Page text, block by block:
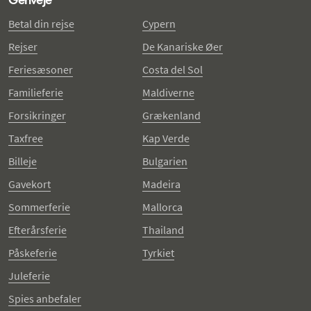
Betal din rejse
Rejser
Feriesæsoner
Familieferie
Forsikringer
Taxfree
Billeje
Gavekort
Sommerferie
Efterårsferie
Påskeferie
Juleferie
Spies anbefaler
Cypern
De Kanariske Øer
Costa del Sol
Maldiverne
Grækenland
Kap Verde
Bulgarien
Madeira
Mallorca
Thailand
Tyrkiet